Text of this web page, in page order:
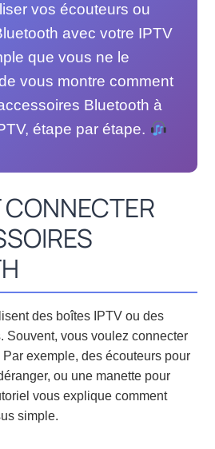
vos écouteurs ou
avec votre IPTV
que vous ne le
vous montre comment
Bluetooth à
étape par étape.
des boîtes IPTV ou des
Souvent, vous voulez connecter
exemple, des écouteurs pour
ou une manette pour
vous explique comment
simple.